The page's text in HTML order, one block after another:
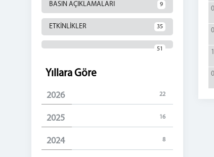
BASIN AÇIKLAMALARI 9
ETKİNLİKLER 35
51
Yıllara Göre
2026 22
2025 16
2024 8